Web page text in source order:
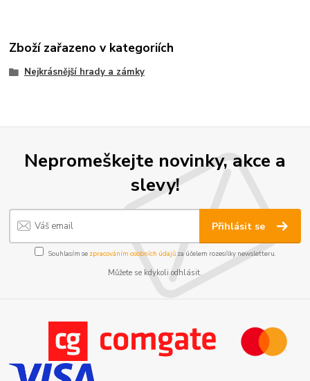
Zboží zařazeno v kategoriích
Nejkrásnější hrady a zámky
Nepromeškejte novinky, akce a
slevy!
Přihlásit se
Souhlasím se zpracováním osobních údajůza účelem rozesílky newsletteru.
Můžete se kdykoli odhlásit.